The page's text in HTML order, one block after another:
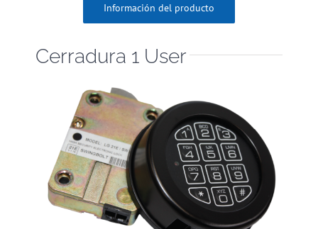
Información del producto
Cerradura 1 User